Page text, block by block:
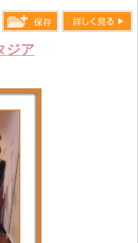
ジア
保存リス
します